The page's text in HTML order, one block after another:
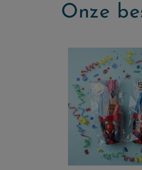
Onze